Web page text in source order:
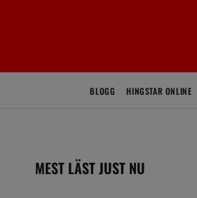
BLOGG HINGSTAR ONLINE
MEST LÄST JUST NU